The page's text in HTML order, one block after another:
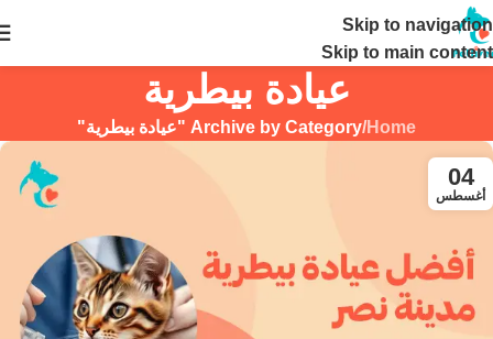
Skip to navigation
Skip to main content
عيادة بيطرية
Home
/Archive by Category "عيادة بيطرية"
04
أغسطس